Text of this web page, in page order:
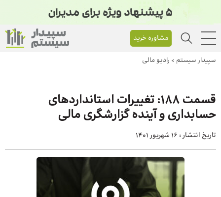
مشاوره خرید
سپیدار سیستم > رادیو مالی
قسمت ۱۸۸: تغییرات استانداردهای
حسابداری و آینده گزارشگری مالی
تاریخ انتشار : 16 شهریور 1401